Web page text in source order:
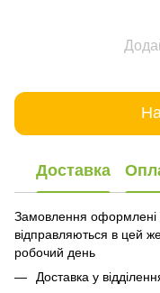
Доставка
Замовлення оформлені
відправляються в цей
робочий день
Доставка у